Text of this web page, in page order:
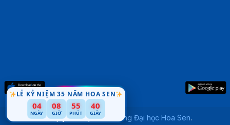
LỄ KỶ NIỆM 35 NĂM HOA SEN
04
NGÀY
08
GIỜ
55
PHÚT
39
GIÂY
Bản quyền thuộc về Trường Đại học Hoa Sen.